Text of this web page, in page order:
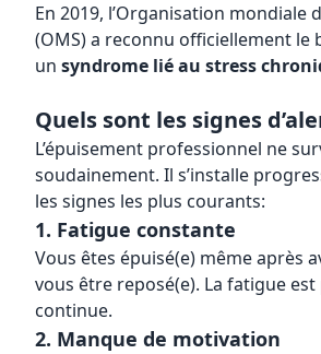
En 2019, l’Organisation mondiale
(OMS) a reconnu officiellement
un syndrome lié au stress
Quels sont les signes
L’épuisement professionnel ne
soudainement. Il s’installe
les signes les plus courants:
1. Fatigue constante
Vous êtes épuisé(e) même après
vous être reposé(e). La fatigue
continue.
2. Manque de motivation